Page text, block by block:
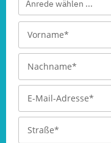
Anrede wählen ...